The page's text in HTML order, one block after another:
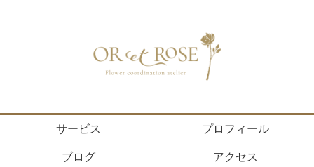
サービス プロフィール
ブログ アクセス